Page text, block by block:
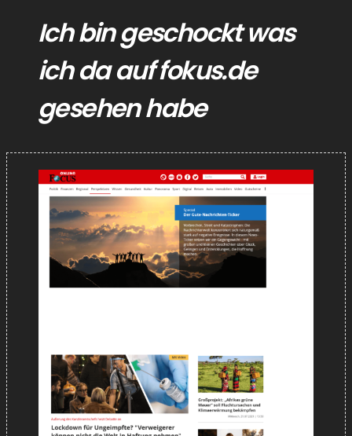
Ich bin geschockt was
ich da auf fokus.de
gesehen habe